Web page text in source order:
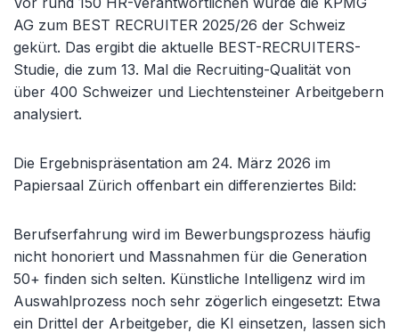
AG zum BEST RECRUITER 2025/26 der Schweiz
gekürt. Das ergibt die aktuelle BEST-RECRUITERS-
Studie, die zum 13. Mal die Recruiting-Qualität von
über 400 Schweizer und Liechtensteiner Arbeitgebern
analysiert.
Die Ergebnispräsentation am 24. März 2026 im
Papiersaal Zürich offenbart ein differenziertes Bild:
Berufserfahrung wird im Bewerbungsprozess häufig
nicht honoriert und Massnahmen für die Generation
50+ finden sich selten. Künstliche Intelligenz wird im
Auswahlprozess noch sehr zögerlich eingesetzt: Etwa
ein Drittel der Arbeitgeber, die KI einsetzen, lassen sich